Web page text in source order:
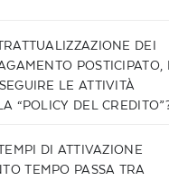
DEI
POSTICIPATO,
LE ATTIVITÀ
“POLICY DEL
DI ATTIVAZIONE
TEMPO PASSA TRA